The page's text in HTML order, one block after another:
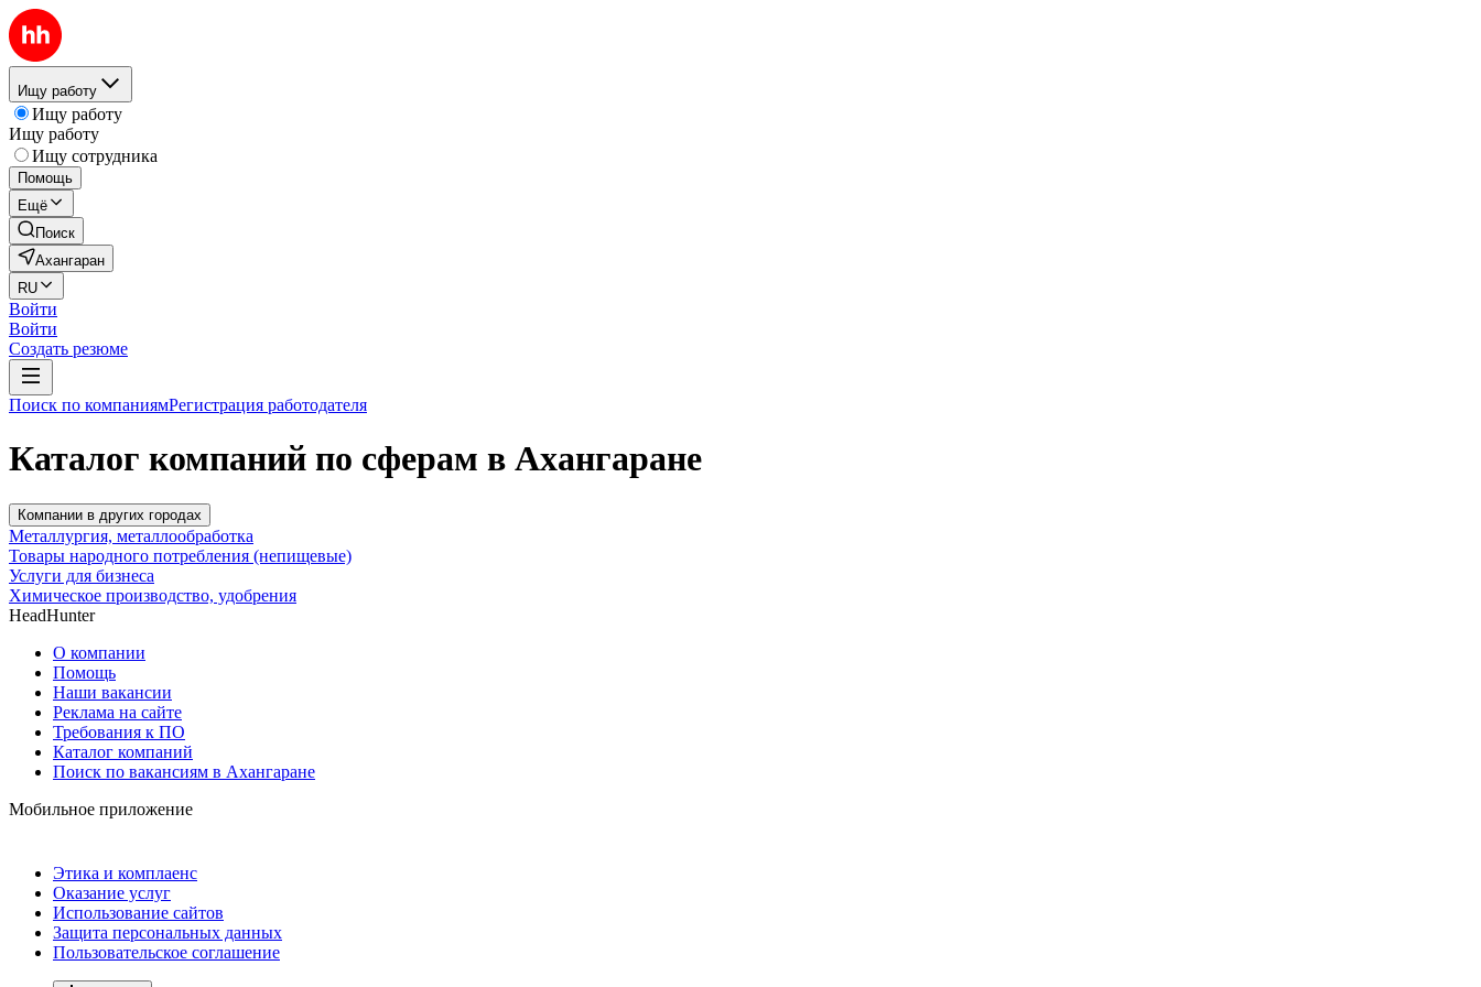
Ищу работу
Ищу работу
Ищу работу
Ищу сотрудника
Помощь
Ещё
Поиск
Ахангаран
RU
Войти
Войти
Создать резюме
Поиск по компаниямРегистрация работодателя
Каталог компаний по сферам в Ахангаране
Компании в других городах
Металлургия, металлообработка
Товары народного потребления (непищевые)
Услуги для бизнеса
Химическое производство, удобрения
HeadHunter
О компании
Помощь
Наши вакансии
Реклама на сайте
Требования к ПО
Каталог компаний
Поиск по вакансиям в Ахангаране
Мобильное приложение
Этика и комплаенс
Оказание услуг
Использование сайтов
Защита персональных данных
Пользовательское соглашение